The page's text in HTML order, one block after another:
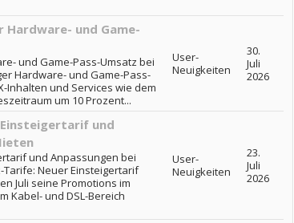
Hardware- und Game-
und Game-Pass-Umsatz bei
Hardware- und Game-Pass-
Inhalten und Services wie dem
um 10 Prozent...
User-
Neuigkeiten
30.
Juli
2026
und
und Anpassungen bei
Neuer Einsteigertarif
Juli seine Promotions im
Kabel- und DSL-Bereich
User-
Neuigkeiten
23.
Juli
2026